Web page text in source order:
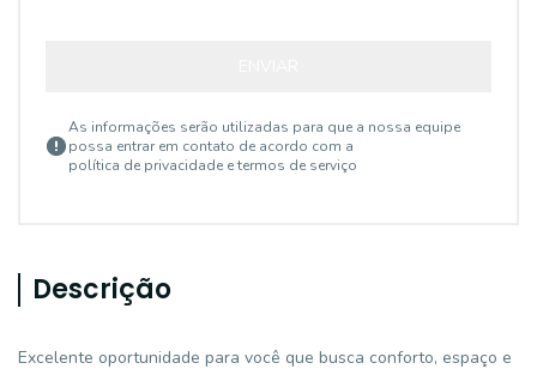
As informações serão utilizadas para que a nossa equipe
possa entrar em contato de acordo com a
política de privacidade e termos de serviço
Descrição
Excelente oportunidade para você que busca conforto, espaço e